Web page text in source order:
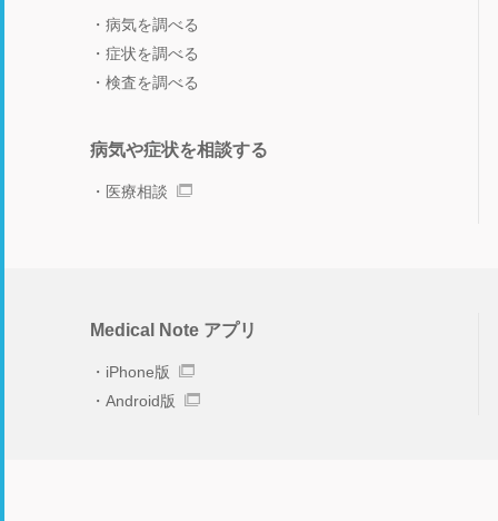
病気を調べる
症状を調べる
検査を調べる
病気や症状を相談する
医療相談
Medical Note アプリ
iPhone版
Android版